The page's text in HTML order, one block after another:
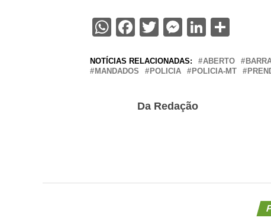
WhatsApp
Facebook
TwitterMessenger
LinkedIn
NOTÍCIAS RELACIONADAS: ABERTO
MANDADOS
POLICIA POLICIA-MT
Da Redação